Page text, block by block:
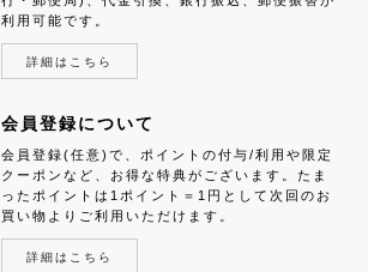
利用可能です。
詳細はこちら
会員登録について
会員登録(任意)で、ポイントの付与/利用や限定
クーポンなど、お得な特典がございます。たま
ったポイントは1ポイント＝1円として次回のお
買い物よりご利用いただけます。
詳細はこちら